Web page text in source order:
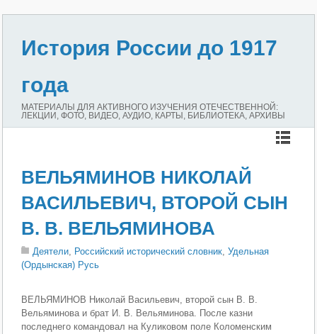
История России до 1917
года
МАТЕРИАЛЫ ДЛЯ АКТИВНОГО ИЗУЧЕНИЯ ОТЕЧЕСТВЕННОЙ:
ЛЕКЦИИ, ФОТО, ВИДЕО, АУДИО, КАРТЫ, БИБЛИОТЕКА, АРХИВЫ
ВЕЛЬЯМИНОВ НИКОЛАЙ
ВАСИЛЬЕВИЧ, ВТОРОЙ СЫН
В. В. ВЕЛЬЯМИНОВА
Деятели, Российский исторический словник,Удельная
(Ордынская) Русь
ВЕЛЬЯМИНОВ Николай Васильевич, второй сын В. В.
Вельяминова и брат И. В. Вельяминова. После казни
последнего командовал на Куликовом поле Коломенским